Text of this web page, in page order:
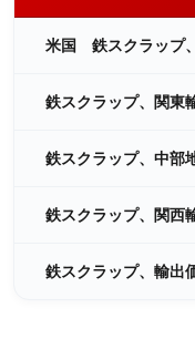
米国 鉄スクラップ
鉄スクラップ、関東
鉄スクラップ、中部
鉄スクラップ、関西
鉄スクラップ、輸出